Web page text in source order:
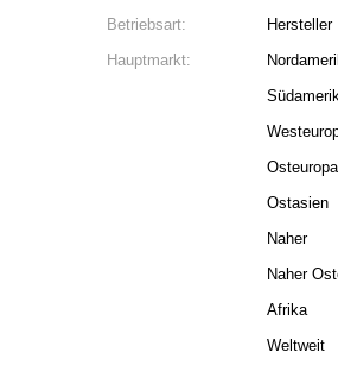
Betriebsart:
Hersteller
Hauptmarkt:
Osteuropa
Ostasien
Naher
Naher
Afrika
Weltweit